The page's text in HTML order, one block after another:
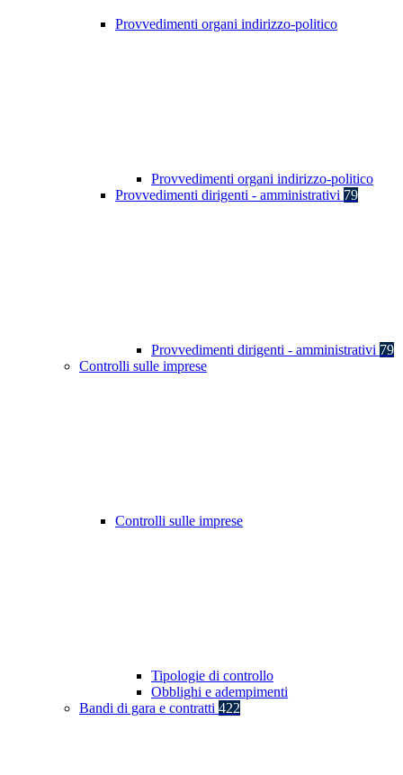
Provvedimenti organi indirizzo-politico
Provvedimenti organi indirizzo-politico
Provvedimenti dirigenti - amministrativi 79
Provvedimenti dirigenti - amministrativi 79
Controlli sulle imprese
Controlli sulle imprese
Tipologie di controllo
Obblighi e adempimenti
Bandi di gara e contratti 422